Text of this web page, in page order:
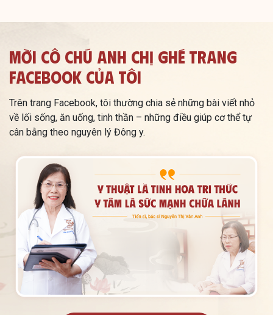
Mời Cô Chú Anh Chị Ghé Trang
Facebook Của Tôi
Trên trang Facebook, tôi thường chia sẻ những bài viết nhỏ
về lối sống, ăn uống, tinh thần – những điều giúp cơ thể tự
cân bằng theo nguyên lý Đông y.